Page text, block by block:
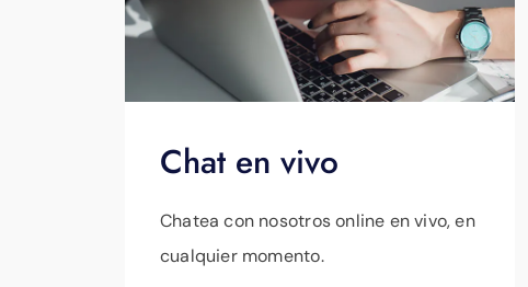
Chat en vivo
Chatea con nosotros online en vivo, en
cualquier momento.